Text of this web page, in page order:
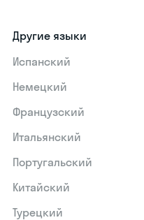
Другие языки
Испанский
Немецкий
Французский
Итальянский
Португальский
Китайский
Турецкий